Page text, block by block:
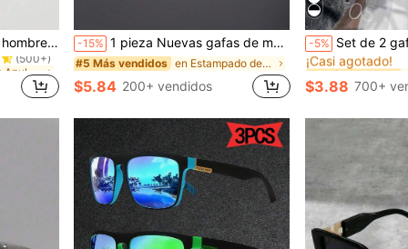
lentes transparentes de cuidado ocular y con estilo
en Anti-Luz Azul Gafas para hombre
(500+)
en Anti-Luz Azul Gafas para hombre
(500+)
en Anti-Luz Azul Gafas para hombre
(500+)
en Anti-Luz Azul Gafas para hombre
-15% 1 pieza Nuevas gafas de moda de uso diario, de estilo minimalista y retro, con diseño elegante y punk
#5 Más vendidos en Estampado de leopardo Hombres Gafas y accesorio
$5.84 200+ vendidos
-5% Set de 2 gafas con marco cuadrado retro
#1 Más vendidos
¡Casi agotado!
#1 Más vendidos
¡Casi agotado!
#1 Más vendidos
¡Casi agotado!
#1 Más vendidos
$3.88 700+